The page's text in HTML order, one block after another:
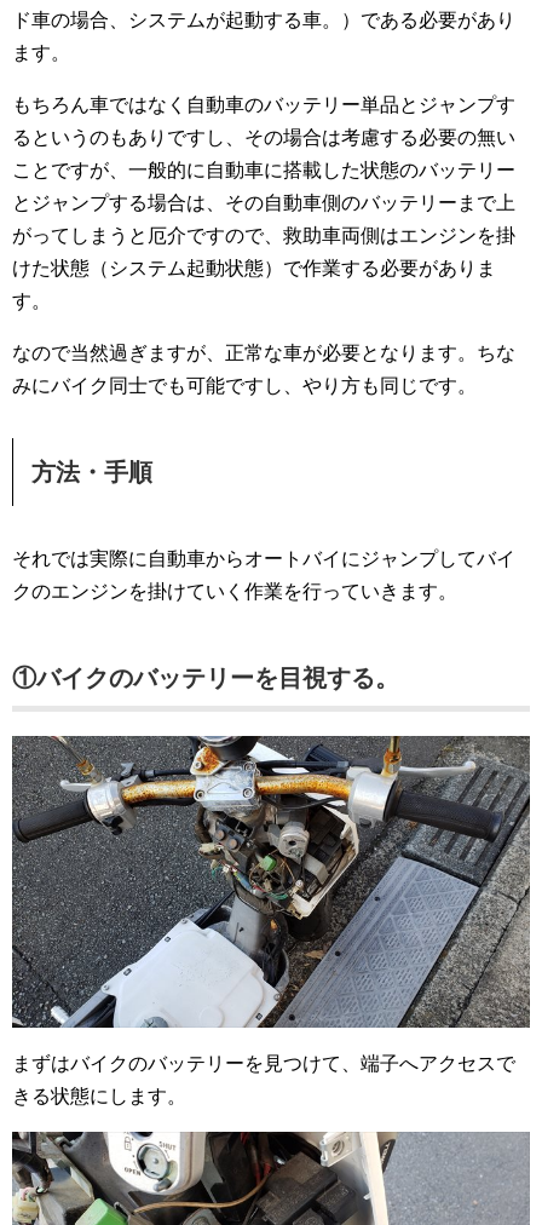
ド車の場合、システムが起動する車。）である必要があり
ます。
もちろん車ではなく自動車のバッテリー単品とジャンプす
るというのもありですし、その場合は考慮する必要の無い
ことですが、一般的に自動車に搭載した状態のバッテリー
とジャンプする場合は、その自動車側のバッテリーまで上
がってしまうと厄介ですので、救助車両側はエンジンを掛
けた状態（システム起動状態）で作業する必要がありま
す。
なので当然過ぎますが、正常な車が必要となります。ちな
みにバイク同士でも可能ですし、やり方も同じです。
方法・手順
それでは実際に自動車からオートバイにジャンプしてバイ
クのエンジンを掛けていく作業を行っていきます。
①バイクのバッテリーを目視する。
まずはバイクのバッテリーを見つけて、端子へアクセスで
きる状態にします。